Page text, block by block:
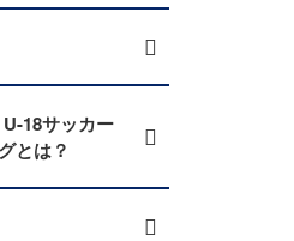
18サッカー
とは？